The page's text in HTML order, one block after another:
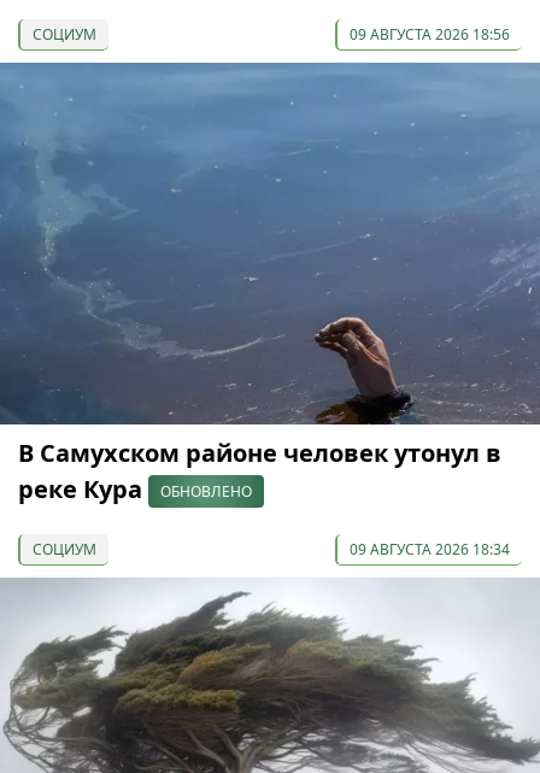
СОЦИУМ 09 АВГУСТА 2026 18:56
В Самухском районе человек утонул в
реке Кура
ОБНОВЛЕНО
СОЦИУМ 09 АВГУСТА 2026 18:34